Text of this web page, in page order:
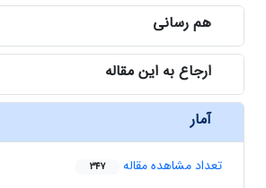
هم رسانی
ارجاع به این مقاله
آمار
تعداد مشاهده مقاله 347